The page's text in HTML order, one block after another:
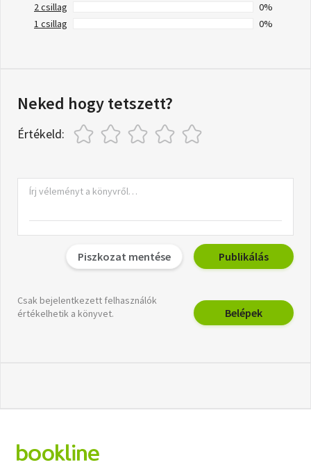
2 csillag
0%
1 csillag
0%
Neked hogy tetszett?
Értékeld:
Piszkozat mentése Publikálás
Csak bejelentkezett felhasználók
értékelhetik a könyvet.
Belépek